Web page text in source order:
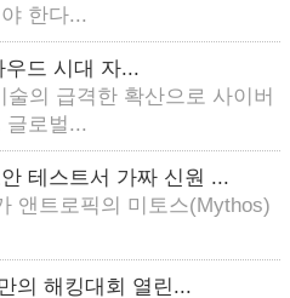
한다...
우드 시대 자...
의 급격한 확산으로 사이버
글로벌...
테스트서 가짜 신원 ...
앤트로픽의 미토스(Mythos)
의 해킹대회 열린...